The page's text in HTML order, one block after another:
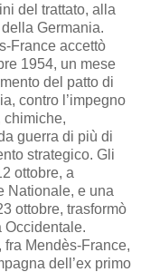
del trattato, alla
Germania.
France accettò
1954, un mese
del patto di
contro l’impegno
chimiche,
guerra di più di
strategico. Gli
ottobre, a
Nationale, e una
ottobre, trasformò
Occidentale.
fra Mendès-France,
dell’ex primo